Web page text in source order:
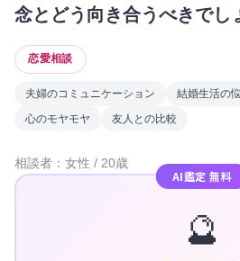
念とどう向き合うべきでし
恋愛相談
夫婦のコミュニケーション 結婚生活の
心のモヤモヤ
友人との比較
相談者：女性 / 20歳
AI鑑定 無料
🔮